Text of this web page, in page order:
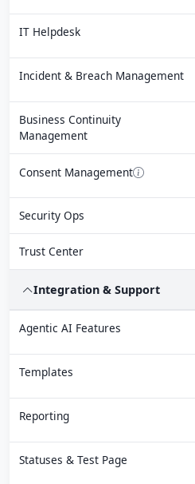
IT Helpdesk
Incident & Breach Management
Business Continuity
Management
Consent Management
Security Ops
Trust Center
Integration & Support
Agentic AI Features
Templates
Reporting
Statuses & Test Page